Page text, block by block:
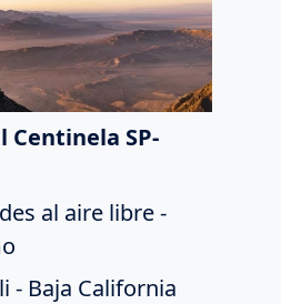
Centinela SP-
al aire libre -
- Baja California